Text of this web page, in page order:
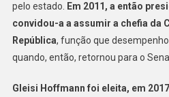
pelo estado.
Em 2011, a então
convidou-a a assumir a chefia da
República, função que
quando, então, retornou para o
Gleisi Hoffmann foi eleita, em